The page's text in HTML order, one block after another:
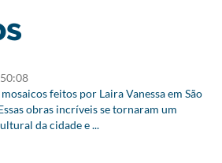
feitos por Laira Vanessa em São
obras incríveis se tornaram um
da cidade e ...